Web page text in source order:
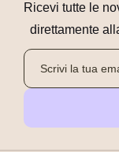
Ricevi tutte le
direttamente